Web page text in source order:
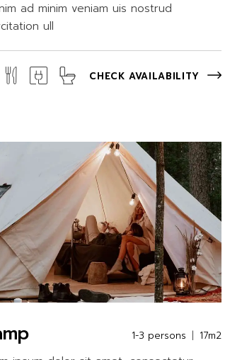
ad minim veniam uis nostrud
ull
CHECK AVAILABILITY
1-3 persons 17m2